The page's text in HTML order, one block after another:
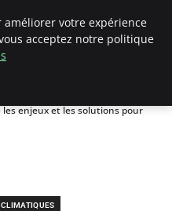
enjeux et les solutions pour
améliorer votre expérience
acceptez notre politique